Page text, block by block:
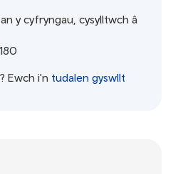
y cyfryngau, cysylltwch â
Ewch i'n tudalen gyswllt